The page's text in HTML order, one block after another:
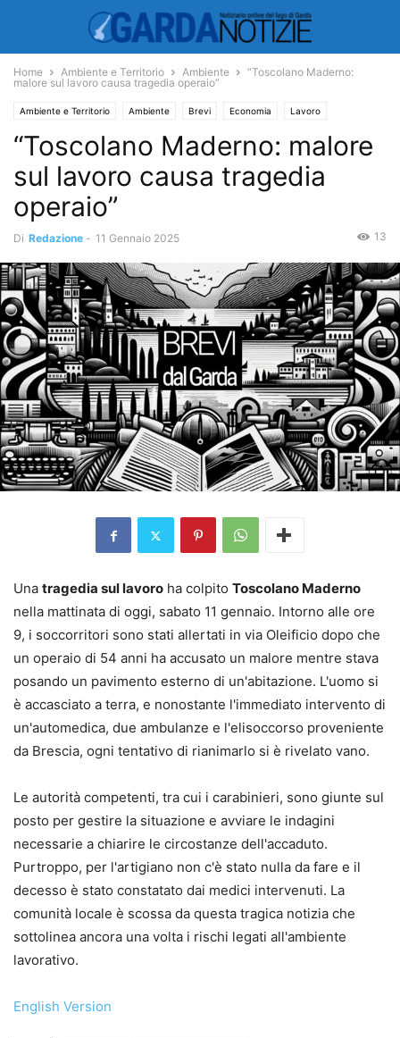
Home Ambiente e Territorio Ambiente
“Toscolano Maderno:
malore sul lavoro causa tragedia operaio”
Ambiente e Territorio Ambiente Brevi Economia Lavoro
“Toscolano Maderno: malore
sul lavoro causa tragedia
operaio”
Di Redazione - 11 Gennaio 2025 13
Una tragedia sul lavoro ha colpito Toscolano Maderno
nella mattinata di oggi, sabato 11 gennaio. Intorno alle ore
9, i soccorritori sono stati allertati in via Oleificio dopo che
un operaio di 54 anni ha accusato un malore mentre stava
posando un pavimento esterno di un'abitazione. L'uomo si
è accasciato a terra, e nonostante l'immediato intervento di
un'automedica, due ambulanze e l'elisoccorso proveniente
da Brescia, ogni tentativo di rianimarlo si è rivelato vano.
Le autorità competenti, tra cui i carabinieri, sono giunte sul
posto per gestire la situazione e avviare le indagini
necessarie a chiarire le circostanze dell'accaduto.
Purtroppo, per l'artigiano non c'è stato nulla da fare e il
decesso è stato constatato dai medici intervenuti. La
comunità locale è scossa da questa tragica notizia che
sottolinea ancora una volta i rischi legati all'ambiente
lavorativo.
English Version